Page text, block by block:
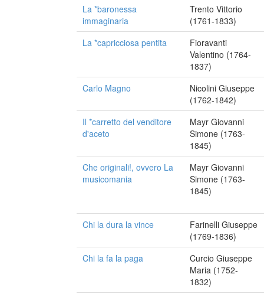
La *baronessa
immaginaria
Trento Vittorio
(1761-1833)
La *capricciosa pentita
Fioravanti
Valentino (1764-
1837)
Carlo Magno
Nicolini Giuseppe
(1762-1842)
Il *carretto del venditore
d'aceto
Mayr Giovanni
Simone (1763-
1845)
Che originali!, ovvero La
musicomania
Mayr Giovanni
Simone (1763-
1845)
Chi la dura la vince
Farinelli Giuseppe
(1769-1836)
Chi la fa la paga
Curcio Giuseppe
Maria (1752-
1832)